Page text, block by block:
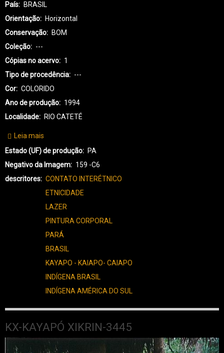
País
BRASIL
Orientação
Horizontal
Conservação
BOM
Coleção
---
Cópias no acervo
1
Tipo de procedência
---
Cor
COLORIDO
Ano de produção
1994
Localidade
RIO CATETÉ
Leia mais
KX-
KAYAPÓ
XIKRIN-
3483
Estado (UF) de produção
PA
Negativo da Imagem
159 -C6
descritores
CONTATO INTERÉTNICO
ETNICIDADE
LAZER
PINTURA CORPORAL
PARÁ
BRASIL
KAYAPO - KAIAPO- CAIAPO
INDÍGENA BRASIL
INDÍGENA AMÉRICA DO SUL
KX-KAYAPÓ XIKRIN-3445